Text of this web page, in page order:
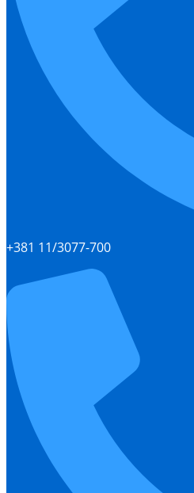
+381 11/3077-700